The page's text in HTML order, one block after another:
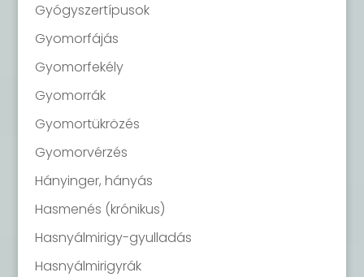
Gyógyszertípusok
Gyomorfájás
Gyomorfekély
Gyomorrák
Gyomortükrözés
Gyomorvérzés
Hányinger, hányás
Hasmenés (krónikus)
Hasnyálmirigy-gyulladás
Hasnyálmirigyrák